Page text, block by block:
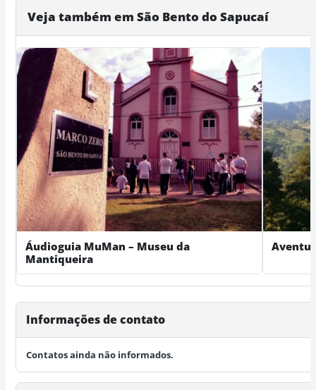
Veja também em São Bento do Sapucaí
Áudioguia MuMan – Museu da
Mantiqueira
Informações de contato
Contatos ainda não informados.